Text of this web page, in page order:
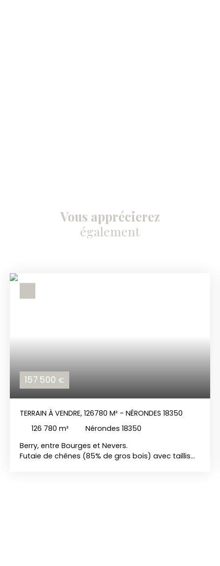
Vous apprécierez
également
157 500 €
TERRAIN À VENDRE, 126780 M² - NÉRONDES 18350
126 780 m²
Nérondes 18350
Berry, entre Bourges et Nevers.
Futaie de chênes (85% de gros bois) avec taillis